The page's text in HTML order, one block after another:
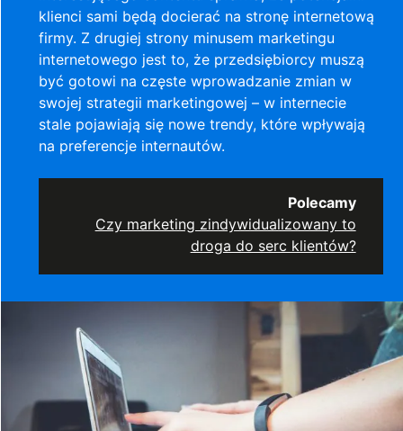
klienci sami będą docierać na stronę internetową
firmy. Z drugiej strony minusem marketingu
internetowego jest to, że przedsiębiorcy muszą
być gotowi na częste wprowadzanie zmian w
swojej strategii marketingowej – w internecie
stale pojawiają się nowe trendy, które wpływają
na preferencje internautów.
Polecamy
Czy marketing zindywidualizowany to
droga do serc klientów?